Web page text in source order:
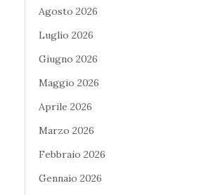
Agosto 2026
Luglio 2026
Giugno 2026
Maggio 2026
Aprile 2026
Marzo 2026
Febbraio 2026
Gennaio 2026